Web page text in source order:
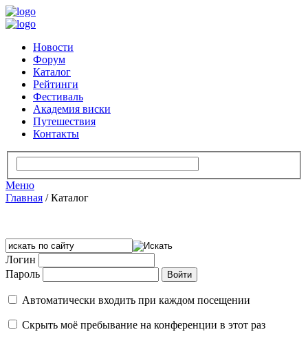
Новости
Форум
Каталог
Рейтинги
Фестиваль
Академия виски
Путешествия
Контакты
Меню
Главная /Каталог
Логин
Пароль
Автоматически входить при каждом посещении
Скрыть моё пребывание на конференции в этот раз